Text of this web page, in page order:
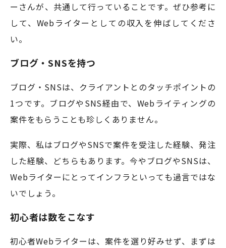
ーさんが、共通して行っていることです。ぜひ参考に
して、Webライターとしての収入を伸ばしてくださ
い。
ブログ・SNSを持つ
ブログ・SNSは、クライアントとのタッチポイントの
1つです。ブログやSNS経由で、Webライティングの
案件をもらうことも珍しくありません。
実際、私はブログやSNSで案件を受注した経験、発注
した経験、どちらもあります。今やブログやSNSは、
Webライターにとってインフラといっても過言ではな
いでしょう。
初心者は数をこなす
初心者Webライターは、案件を選り好みせず、まずは